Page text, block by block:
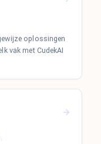
oplossingen
vak met CudekAI